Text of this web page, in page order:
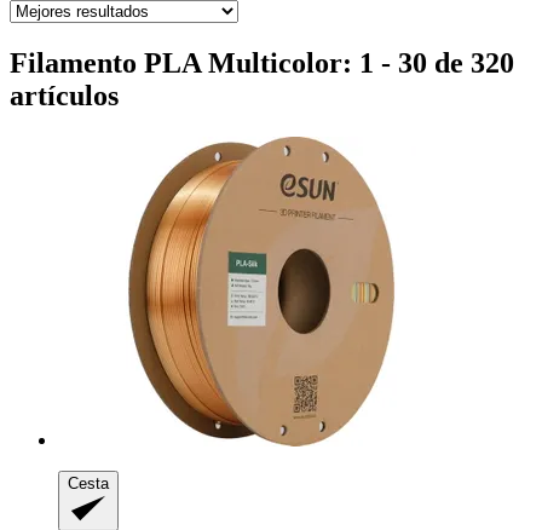
Filamento PLA Multicolor: 1 - 30 de 320
artículos
Cesta